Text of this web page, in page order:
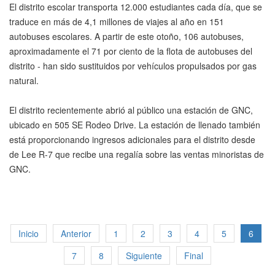
El distrito escolar transporta 12.000 estudiantes cada día, que se
traduce en más de 4,1 millones de viajes al año en 151
autobuses escolares. A partir de este otoño, 106 autobuses,
aproximadamente el 71 por ciento de la flota de autobuses del
distrito - han sido sustituidos por vehículos propulsados por gas
natural.
El distrito recientemente abrió al público una estación de GNC,
ubicado en 505 SE Rodeo Drive. La estación de llenado también
está proporcionando ingresos adicionales para el distrito desde
de Lee R-7 que recibe una regalía sobre las ventas minoristas de
GNC.
Inicio Anterior 1 2 3 4 5
6
7
8 Siguiente
Final